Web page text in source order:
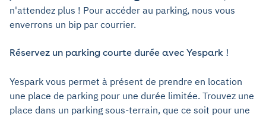
n'attendez plus ! Pour accéder au parking, nous vous
enverrons un bip par courrier.
Réservez un parking courte durée avec Yespark !
Yespark vous permet à présent de prendre en location
une place de parking pour une durée limitée. Trouvez une
place dans un parking sous-terrain, que ce soit pour une